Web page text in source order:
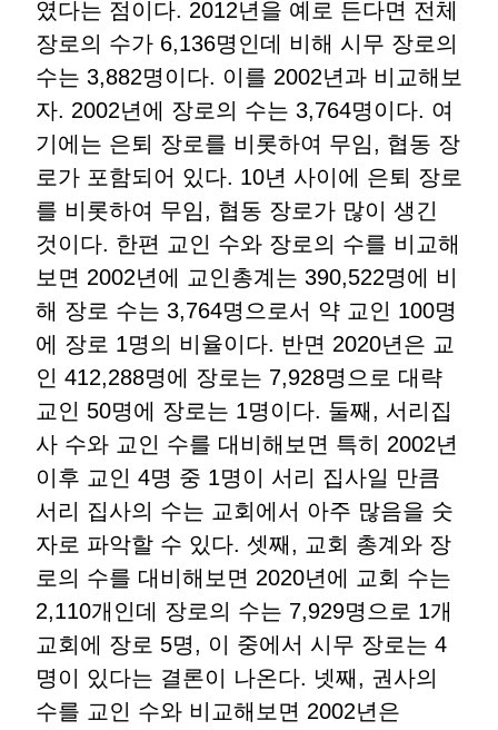
였다는 점이다. 2012년을 예로 든다면 전체
장로의 수가 6,136명인데 비해 시무 장로의
수는 3,882명이다. 이를 2002년과 비교해보
자. 2002년에 장로의 수는 3,764명이다. 여
기에는 은퇴 장로를 비롯하여 무임, 협동 장
로가 포함되어 있다. 10년 사이에 은퇴 장로
를 비롯하여 무임, 협동 장로가 많이 생긴
것이다. 한편 교인 수와 장로의 수를 비교해
보면 2002년에 교인총계는 390,522명에 비
해 장로 수는 3,764명으로서 약 교인 100명
에 장로 1명의 비율이다. 반면 2020년은 교
인 412,288명에 장로는 7,928명으로 대략
교인 50명에 장로는 1명이다. 둘째, 서리집
사 수와 교인 수를 대비해보면 특히 2002년
이후 교인 4명 중 1명이 서리 집사일 만큼
서리 집사의 수는 교회에서 아주 많음을 숫
자로 파악할 수 있다. 셋째, 교회 총계와 장
로의 수를 대비해보면 2020년에 교회 수는
2,110개인데 장로의 수는 7,929명으로 1개
교회에 장로 5명, 이 중에서 시무 장로는 4
명이 있다는 결론이 나온다. 넷째, 권사의
수를 교인 수와 비교해보면 2002년은